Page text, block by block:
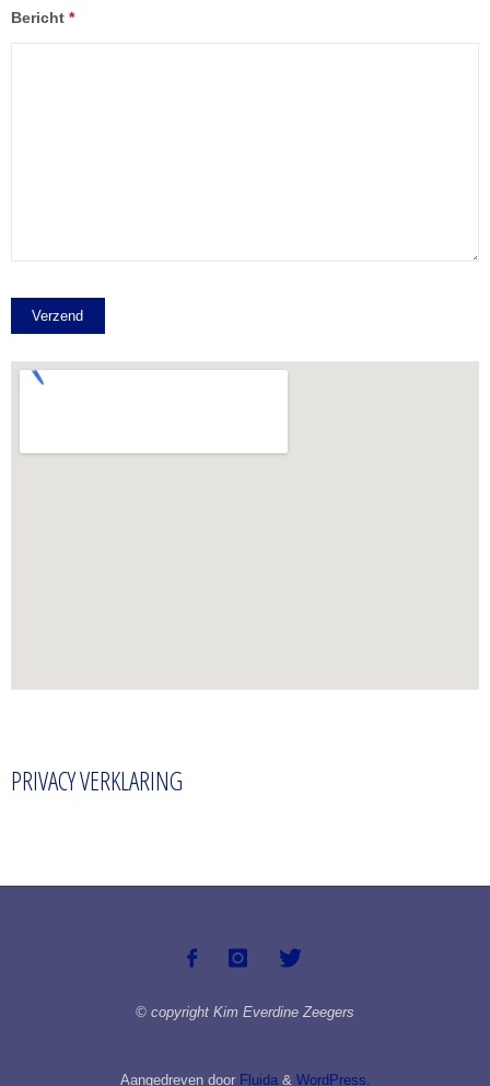
Bericht *
PRIVACY VERKLARING
© copyright Kim Everdine Zeegers
Aangedreven doorFluida & WordPress.